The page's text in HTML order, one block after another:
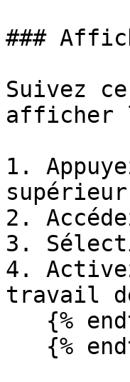
###
Suivez
afficher
1.
2.
3.
4.
travail